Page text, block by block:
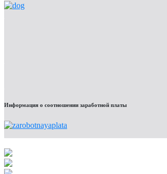
Информация о соотношении заработной платы